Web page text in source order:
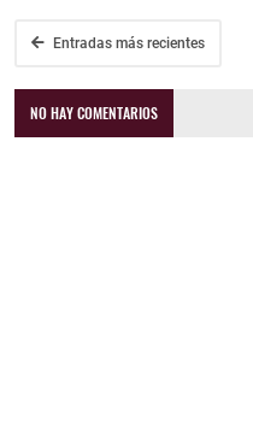
Entradas más recientes
NO HAY COMENTARIOS